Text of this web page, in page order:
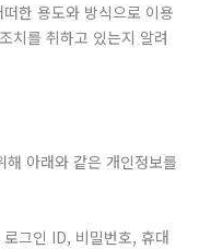
한 용도와 방식으로 이용
치를 취하고 있는지 알려
아래와 같은 개인정보를
그인 ID, 비밀번호, 휴대